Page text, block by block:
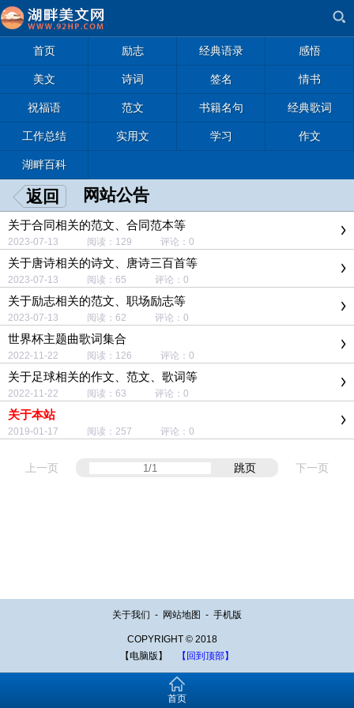
首页 励志 经典语录 感悟
美文 诗词 签名 情书
祝福语 范文 书籍名句 经典歌词
工作总结 实用文 学习 作文
湖畔百科
返回 网站公告
关于合同相关的范文、合同范本等
2023-07-13 阅读：129 评论：0
关于唐诗相关的诗文、唐诗三百首等
2023-07-13 阅读：65 评论：0
关于励志相关的范文、职场励志等
2023-07-13 阅读：62 评论：0
世界杯主题曲歌词集合
2022-11-22 阅读：126 评论：0
关于足球相关的作文、范文、歌词等
2022-11-22 阅读：63 评论：0
关于本站
2019-01-17 阅读：257 评论：0
上一页 跳页 下一页
关于我们 - 网站地图 - 手机版
COPYRIGHT © 2018
【电脑版】
【回到顶部】
首页